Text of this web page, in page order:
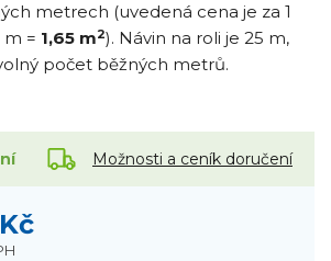
metrech (uvedená cena je za 1
m = 1,65 m2). Návin na roli je 25 m,
počet běžných metrů.
Možnosti a ceník doručení